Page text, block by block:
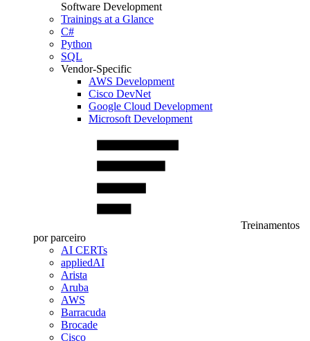
Software Development
Trainings at a Glance
C#
Python
SQL
Vendor-Specific
AWS Development
Cisco DevNet
Google Cloud Development
Microsoft Development
Treinamentos
por parceiro
AI CERTs
appliedAI
Arista
Aruba
AWS
Barracuda
Brocade
Cisco